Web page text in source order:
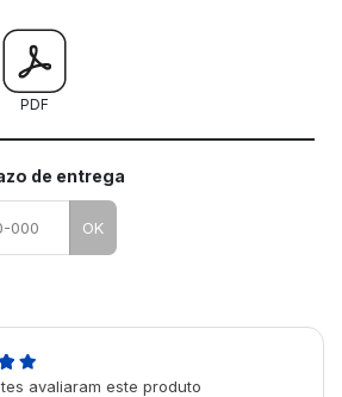
PDF
de entrega
OK
avaliaram este produto